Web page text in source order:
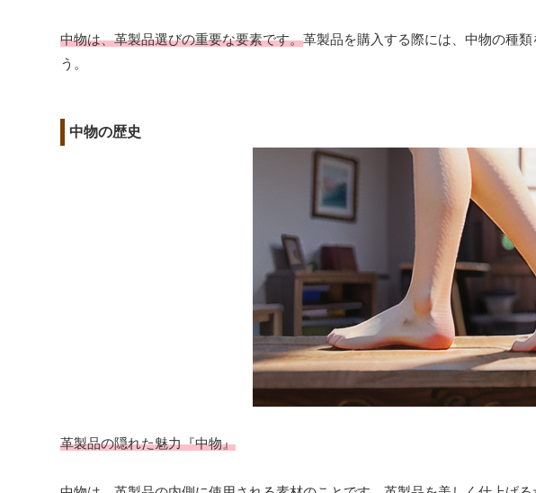
中物は、革製品選びの重要な要素です。革製品を購入する際には、中物の種
う。
中物の歴史
革製品の隠れた魅力『中物』